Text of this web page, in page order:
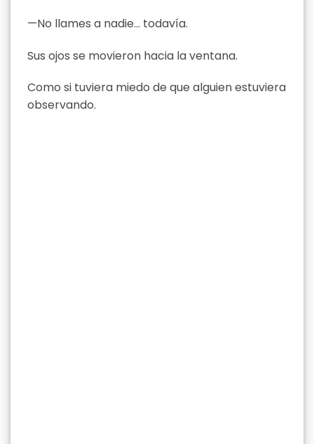
—No llames a nadie… todavía.
Sus ojos se movieron hacia la ventana.
Como si tuviera miedo de que alguien estuviera
observando.